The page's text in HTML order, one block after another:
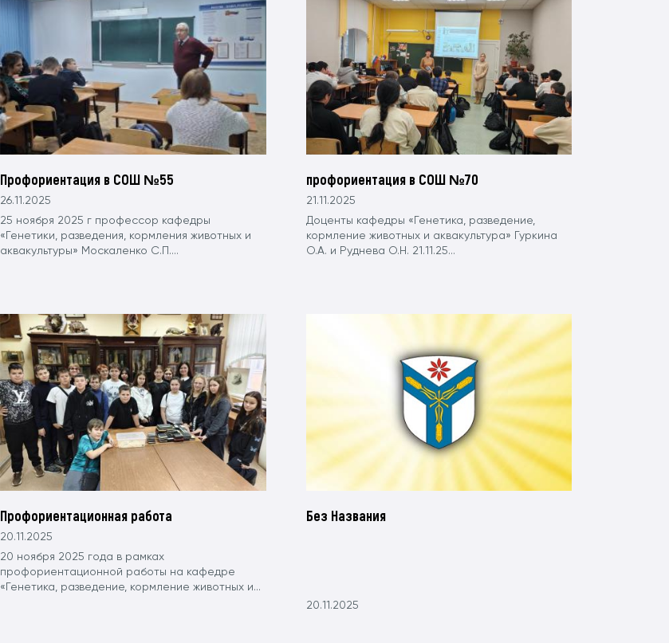
Профориентация в СОШ №55
26.11.2025
25 ноября 2025 г профессор кафедры
«Генетики, разведения, кормления животных и
аквакультуры» Москаленко С.П....
профориентация в СОШ №70
21.11.2025
Доценты кафедры «Генетика, разведение,
кормление животных и аквакультура» Гуркина
О.А. и Руднева О.Н. 21.11.25...
Профориентационная работа
20.11.2025
20 ноября 2025 года в рамках
профориентационной работы на кафедре
«Генетика, разведение, кормление животных и...
Без Названия
20.11.2025